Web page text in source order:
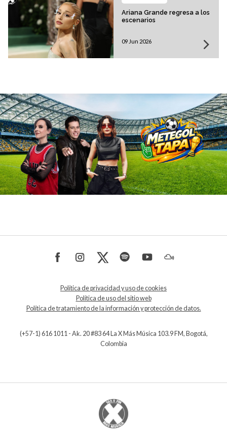
Ariana Grande regresa a los
escenarios
09 Jun 2026
Política de privacidad y uso de cookies
Política de uso del sitio web
Política de tratamiento de la información y protección de datos.
(+57-1) 616 1011 - Ak. 20 #83 64 La X Más Música 103.9 FM, Bogotá,
Colombia